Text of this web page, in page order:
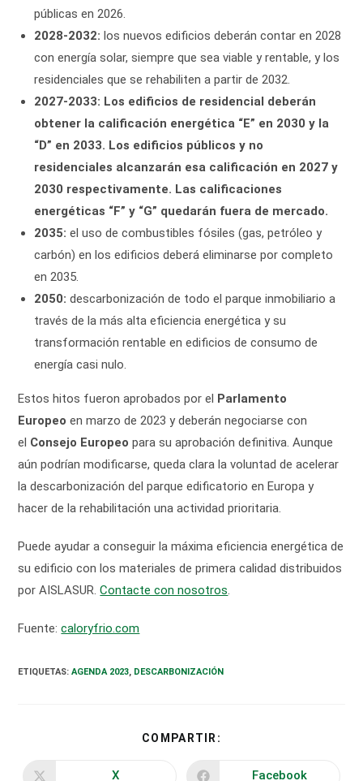
públicas en 2026.
2028-2032: los nuevos edificios deberán contar en 2028
con energía solar, siempre que sea viable y rentable, y los
residenciales que se rehabiliten a partir de 2032.
2027-2033: Los edificios de residencial deberán
obtener la calificación energética “E” en 2030 y la
“D” en 2033. Los edificios públicos y no
residenciales alcanzarán esa calificación en 2027 y
2030 respectivamente. Las calificaciones
energéticas “F” y “G” quedarán fuera de mercado.
2035: el uso de combustibles fósiles (gas, petróleo y
carbón) en los edificios deberá eliminarse por completo
en 2035.
2050: descarbonización de todo el parque inmobiliario a
través de la más alta eficiencia energética y su
transformación rentable en edificios de consumo de
energía casi nulo.
Estos hitos fueron aprobados por el Parlamento
Europeo en marzo de 2023 y deberán negociarse con
el Consejo Europeo para su aprobación definitiva. Aunque
aún podrían modificarse, queda clara la voluntad de acelerar
la descarbonización del parque edificatorio en Europa y
hacer de la rehabilitación una actividad prioritaria.
Puede ayudar a conseguir la máxima eficiencia energética de
su edificio con los materiales de primera calidad distribuidos
por AISLASUR.Contacte con nosotros.
Fuente:caloryfrio.com
ETIQUETAS:AGENDA 2023, DESCARBONIZACIÓN
COMPARTIR:
CONTENIDO
X Facebook